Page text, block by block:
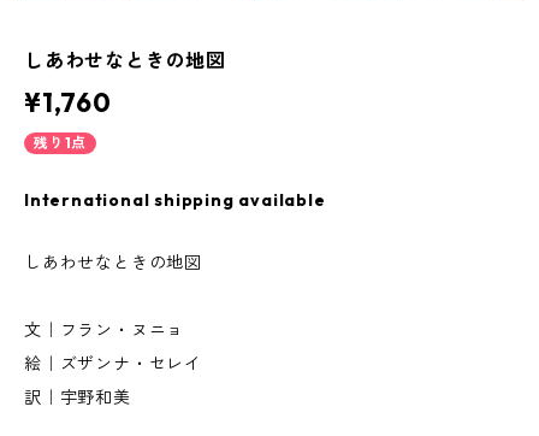
しあわせなときの地図
¥1,760
残り1点
International shipping available
しあわせなときの地図
文｜フラン・ヌニョ
絵｜ズザンナ・セレイ
訳｜宇野和美